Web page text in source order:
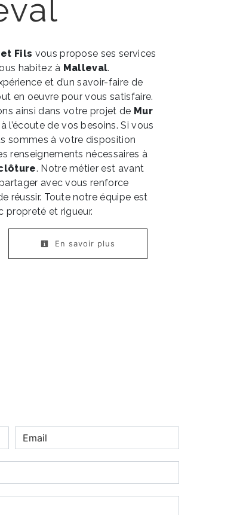
Fils vous propose ses services
habitez à Malleval.
et d’un savoir-faire de
en oeuvre pour vous satisfaire.
ainsi dans votre projet de Mur
l’écoute de vos besoins. Si vous
sommes à votre disposition
renseignements nécessaires à
. Notre métier est avant
avec vous renforce
réussir. Toute notre équipe est
propreté et rigueur.
En savoir plus